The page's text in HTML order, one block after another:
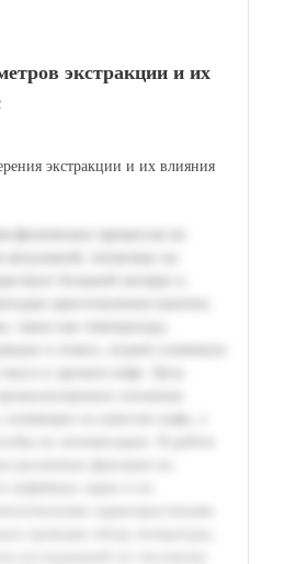
экстракции и их
экстракции и их влияния